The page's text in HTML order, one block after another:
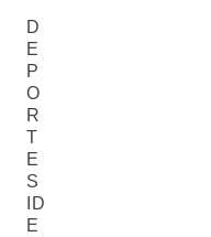
D
E
P
O
R
T
E
S
ID
E